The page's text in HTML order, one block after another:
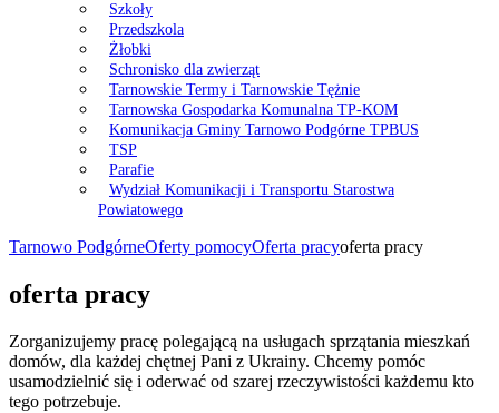
Szkoły
Przedszkola
Żłobki
Schronisko dla zwierząt
Tarnowskie Termy i Tarnowskie Tężnie
Tarnowska Gospodarka Komunalna TP-KOM
Komunikacja Gminy Tarnowo Podgórne TPBUS
TSP
Parafie
Wydział Komunikacji i Transportu Starostwa
Powiatowego
Tarnowo PodgórneOferty pomocyOferta pracyoferta pracy
oferta pracy
Zorganizujemy pracę polegającą na usługach sprzątania mieszkań
domów, dla każdej chętnej Pani z Ukrainy. Chcemy pomóc
usamodzielnić się i oderwać od szarej rzeczywistości każdemu kto
tego potrzebuje.